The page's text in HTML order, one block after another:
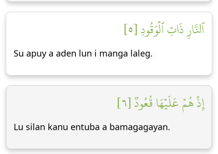
ٱلنَّارِ ذَاتِ ٱلۡوَقُودِ [٥]
Su apuy a aden lun i manga laleg.
إِذۡ هُمۡ عَلَيۡهَا قُعُودٞ [٦]
Lu silan kanu entuba a bamagagayan.